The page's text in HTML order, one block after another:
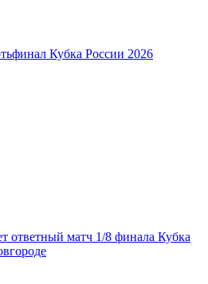
Кубка России 2026
ответный матч 1/8 финала Кубка